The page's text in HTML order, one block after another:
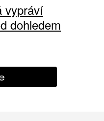
vypráví
dohledem